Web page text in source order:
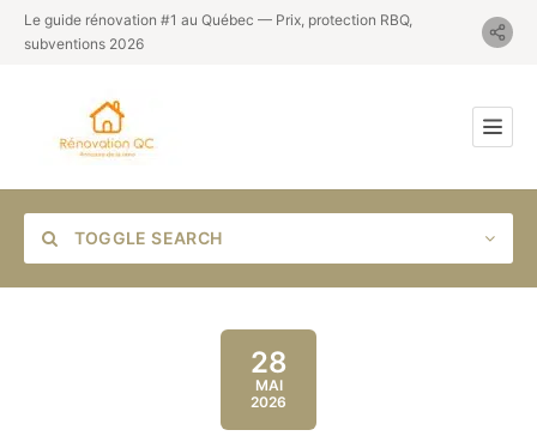
Le guide rénovation #1 au Québec — Prix, protection RBQ,
subventions 2026
TOGGLE SEARCH
28
MAI
2026